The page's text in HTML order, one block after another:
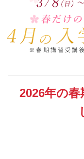
2026年の春